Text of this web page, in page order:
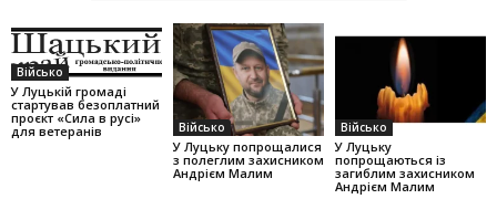
Військо
У Луцькій громаді
стартував безоплатний
проєкт «Сила в русі»
для ветеранів
Військо
У Луцьку попрощалися
з полеглим захисником
Андрієм Малим
Військо
У Луцьку
попрощаються із
загиблим захисником
Андрієм Малим